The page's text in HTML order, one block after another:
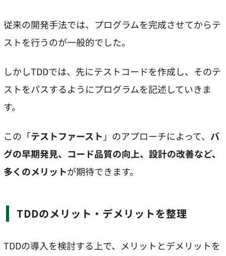
従来の開発手法では、プログラムを完成させてからテ
ストを行うのが一般的でした。
しかしTDDでは、先にテストコードを作成し、そのテ
ストをパスするようにプログラムを記述していきま
す。
この「テストファースト 」のアプローチによって、 バ
グの早期発見、コード品質の向上、設計の改善など、
多くのメリットが期待できます。
TDDのメリット・デメリットを整理
TDDの導入を検討する上で、メリットとデメリットを